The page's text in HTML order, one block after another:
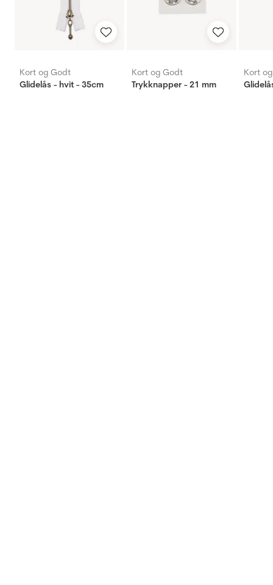
Kort og Godt
Glidelås - hvit - 35cm
Kort og Godt
Trykknapper - 21 mm
Kort